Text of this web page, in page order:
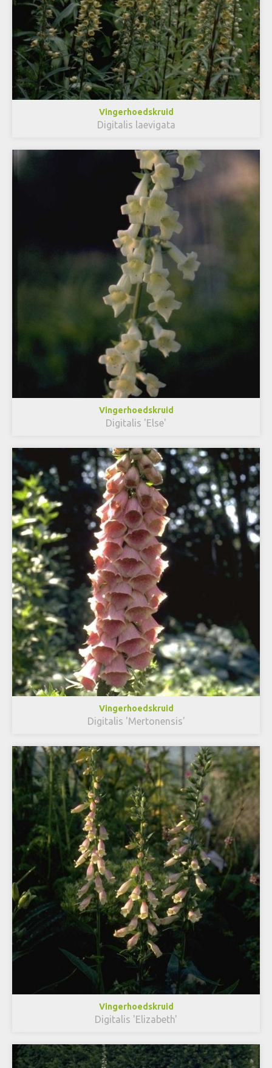
Vingerhoedskruid
Digitalis laevigata
Vingerhoedskruid
Digitalis 'Else'
Vingerhoedskruid
Digitalis 'Mertonensis'
Vingerhoedskruid
Digitalis 'Elizabeth'